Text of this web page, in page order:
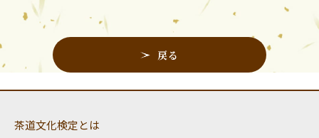
戻る
茶道文化検定とは